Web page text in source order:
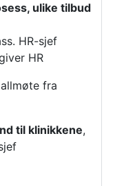
ulike tilbud
sjef
HR
fra
til klinikkene,